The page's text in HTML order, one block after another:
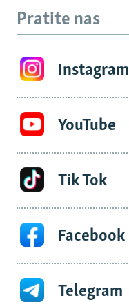
Pratite nas
Instagram
YouTube
Tik Tok
Facebook
Telegram